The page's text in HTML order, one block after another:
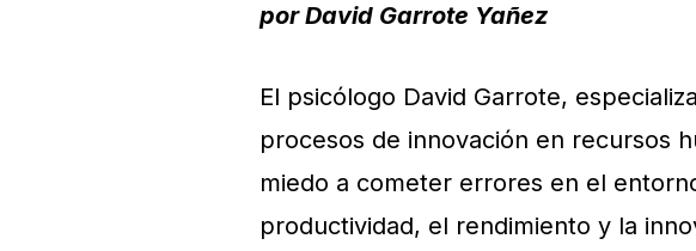
por David Garrote Yañez
El psicólogo David Garrote,
procesos de innovación en recursos
miedo a cometer errores en el
productividad, el rendimiento y la